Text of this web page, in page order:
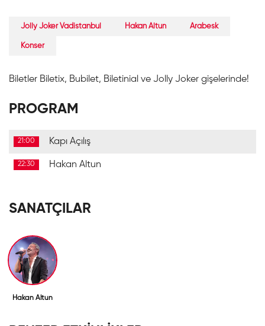
Jolly Joker Vadistanbul Hakan Altun Arabesk
Konser
Biletler Biletix, Bubilet, Biletinial ve Jolly Joker gişelerinde!
PROGRAM
21:00 Kapı Açılış
22:30 Hakan Altun
SANATÇILAR
Hakan Altun